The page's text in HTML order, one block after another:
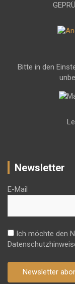
Bitte in den
Newsletter
E-Mail
Ich möchte den
Newsletter